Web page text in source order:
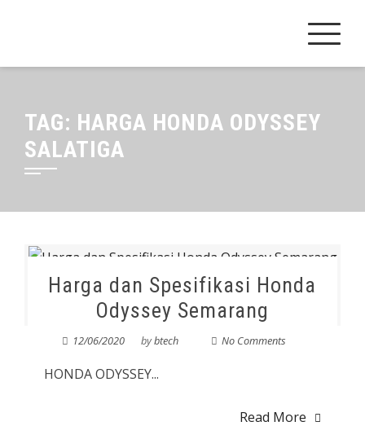
TAG: HARGA HONDA ODYSSEY
SALATIGA
Harga dan Spesifikasi Honda
Odyssey Semarang
12/06/2020 bybtech No Comments
HONDA ODYSSEY...
Read More